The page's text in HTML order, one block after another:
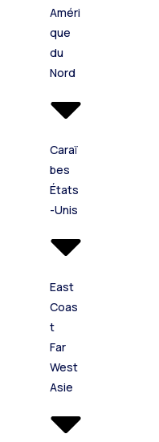
Améri
que
du
Nord
Caraï
bes
États
-Unis
East
Coas
t
Far
West
Asie